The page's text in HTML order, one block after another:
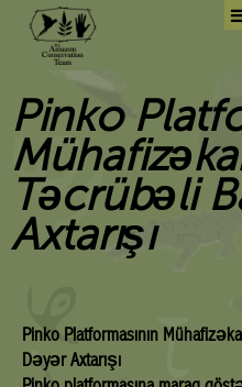
content
Pinko
Təcrübəli
Axtarışı
Pinko Platformasının
Dəyər Axtarışı